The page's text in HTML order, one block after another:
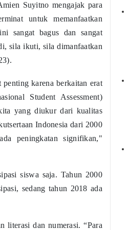
Suyitno mengajak para
untuk memanfaatkan
sangat bagus dan sangat
sila ikuti, sila dimanfaatkan
karena berkaitan erat
Student Assessment)
yang diukur dari kualitas
Indonesia dari 2000
peningkatan signifikan,"
siswa saja. Tahun 2000
sedang tahun 2018 ada
literasi dan numerasi. “Para